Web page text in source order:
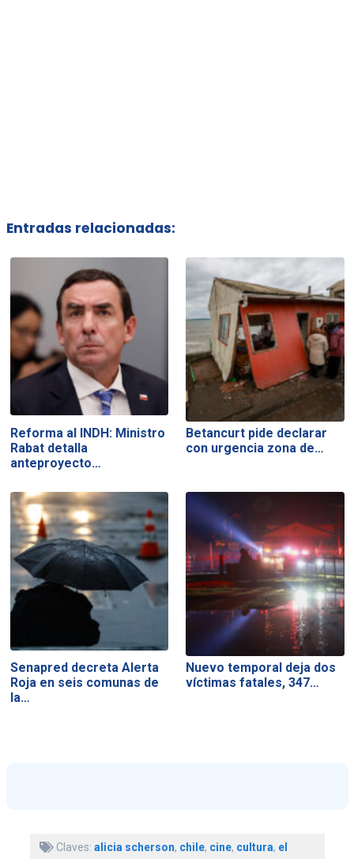
Entradas relacionadas:
Reforma al INDH: Ministro
Rabat detalla
anteproyecto…
Betancurt pide declarar
con urgencia zona de…
Senapred decreta Alerta
Roja en seis comunas de
la…
Nuevo temporal deja dos
víctimas fatales, 347…
Claves: alicia scherson, chile, cine, cultura, el